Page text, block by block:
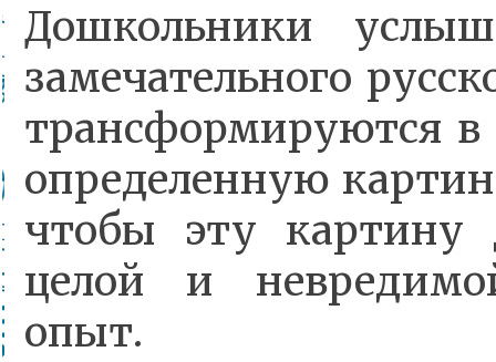
Дошкольники
замечательного
трансформируются в
определенную
чтобы эту картину
целой и
опыт.